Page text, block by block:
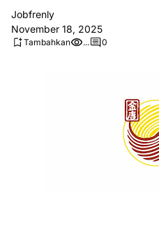
Jobfrenly
November 18, 2025
Tambahkan ... 0